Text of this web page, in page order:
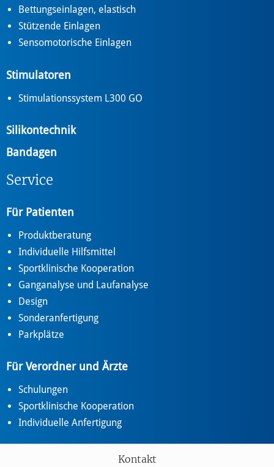
Bettungseinlagen, elastisch
Stützende Einlagen
Sensomotorische Einlagen
Stimulatoren
Stimulationssystem L300 GO
Silikontechnik
Bandagen
Service
Für Patienten
Produktberatung
Individuelle Hilfsmittel
Sportklinische Kooperation
Ganganalyse und Laufanalyse
Design
Sonderanfertigung
Parkplätze
Für Verordner und Ärzte
Schulungen
Sportklinische Kooperation
Individuelle Anfertigung
Kontakt